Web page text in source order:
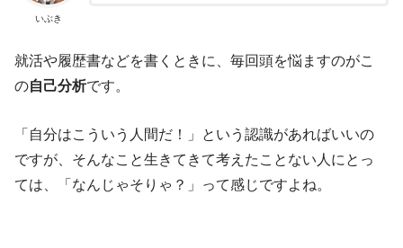
いぶき
就活や履歴書などを書くときに、毎回頭を悩ますのがこ
の自己分析です。
「自分はこういう人間だ！」という認識があればいいの
ですが、そんなこと生きてきて考えたことない人にとっ
ては、「なんじゃそりゃ？」って感じですよね。